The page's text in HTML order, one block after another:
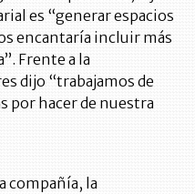
es “generar espacios
encantaría incluir más
Frente a la
dijo “trabajamos de
por hacer de nuestra
compañía, la